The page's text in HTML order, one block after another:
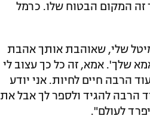
זה המקום הבטוח שלו. כרמל
שלי, שאוהבת אותך אהבת
שלך'. אמא, זה כל כך עצוב לי
הרבה חיים לחיות. אני יודע
הרבה להגיד ולספר לך אבל את
לעולם".